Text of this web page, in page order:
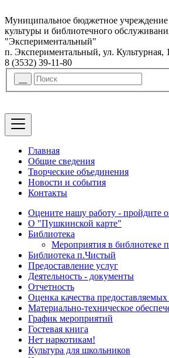
Муниципальное бюджетное
культуры и библиотечного
"Экспериментальный"
п. Экспериментальный, ул. Культурная, 1
8 (3532) 39-11-80
Главная
Общие сведения
Творческие объединения
Новости и события
Контакты
Оцените нашу работу - пройдите
О "Пушкинской карте"
Библиотека
Мероприятия в библиотеке
Библиотека п.Чистый
Предоставление услуг
Деятельность - документы
Отчетность
Оценка качества предоставляемых
Материально-техническое
График мероприятий
Гостевая книга
Нет наркотикам!
Культура для школьников